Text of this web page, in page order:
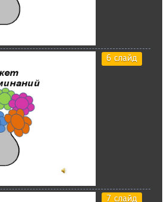
6 слайд
7 слайд